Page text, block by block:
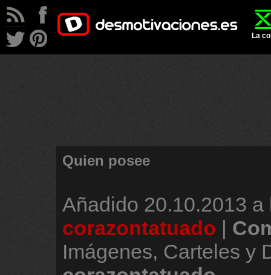
La
Quien posee
Añadido 20.10.2013 a
corazontatuado |
Imágenes, Carteles y